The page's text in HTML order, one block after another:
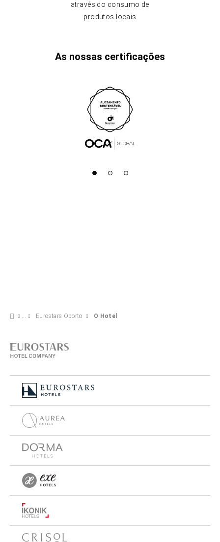
através do consumo de
produtos locais
As nossas certificações
Eurostars Oporto O Hotel